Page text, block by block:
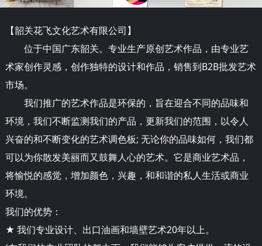
【韶关花飞文化艺术有限公司】
位于中国广东韶关。专业生产原创艺术作品，由专业艺
术家创作灵感，创作独特的设计和作品，销售到B2B批发艺术
市场。
我们推广的艺术作品是环保的，旨在迎合不同的品味和
环境，我们不断监测我们的产品，更新我们的范围，以令人
兴奋的和不断变化的艺术调色板; 无论你的品味如何，我们都
可以为你散发美丽而又鼓舞人心的艺术。它是商业艺术品，
将愉悦的感觉，增加颜色，兴趣，和和谐的私人生活或商业
环境。
我们的优势：
★ 我们专业设计、出口油画和墙壁艺术20年以上。